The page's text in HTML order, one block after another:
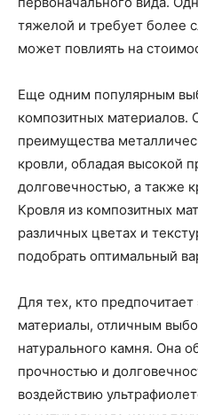
тяжелой и требует более
может повлиять на
Еще одним популярным
композитных материалов.
преимущества
кровли, обладая высокой
долговечностью, а также
Кровля из композитных
различных цветах и
подобрать оптимальный
Для тех, кто
материалы, отличным
натурального камня. Она
прочностью и
воздействию